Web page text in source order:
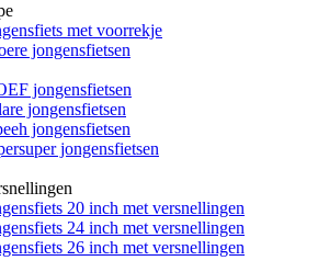
met voorrekje
jongensfietsen
jongensfietsen
jongensfietsen
jongensfietsen
jongensfietsen
20 inch met versnellingen
24 inch met versnellingen
26 inch met versnellingen